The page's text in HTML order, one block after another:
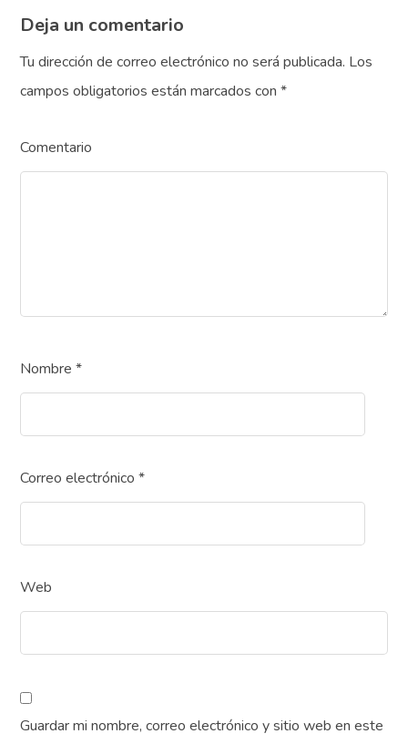
Deja un comentario
Tu dirección de correo electrónico no será publicada. Los
campos obligatorios están marcados con*
Comentario
Nombre*
Correo electrónico*
Web
Guardar mi nombre, correo electrónico y sitio web en este